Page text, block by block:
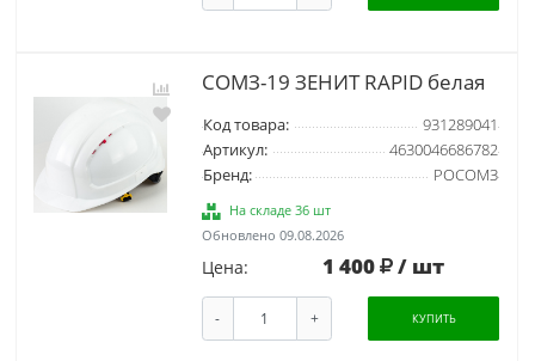
СОМЗ-19 ЗЕНИТ RAPID белая
Код товара:
931289041
Артикул:
4630046686782
Бренд:
РОСОМЗ
На складе 36 шт
Обновлено 09.08.2026
Цена: 1 400 / шт
- + КУПИТЬ